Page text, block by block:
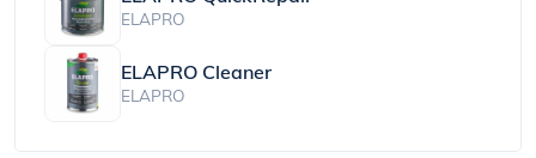
ELAPRO
ELAPRO Cleaner
ELAPRO